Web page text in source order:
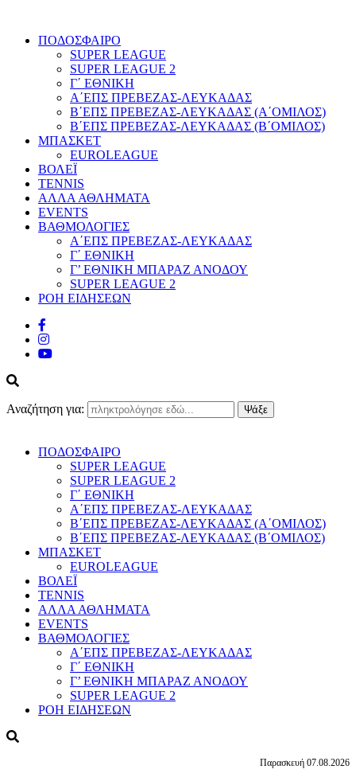
ΠΟΔΟΣΦΑΙΡΟ
SUPER LEAGUE
SUPER LEAGUE 2
Γ΄ ΕΘΝΙΚΗ
Α΄ΕΠΣ ΠΡΕΒΕΖΑΣ-ΛΕΥΚΑΔΑΣ
Β΄ΕΠΣ ΠΡΕΒΕΖΑΣ-ΛΕΥΚΑΔΑΣ (Α΄ΟΜΙΛΟΣ)
Β΄ΕΠΣ ΠΡΕΒΕΖΑΣ-ΛΕΥΚΑΔΑΣ (Β΄ΟΜΙΛΟΣ)
ΜΠΑΣΚΕΤ
EUROLEAGUE
ΒΟΛΕΪ
TENNIS
ΑΛΛΑ ΑΘΛΗΜΑΤΑ
EVENTS
ΒΑΘΜΟΛΟΓΙΕΣ
Α΄ΕΠΣ ΠΡΕΒΕΖΑΣ-ΛΕΥΚΑΔΑΣ
Γ΄ ΕΘΝΙΚΗ
Γ’ ΕΘΝΙΚΗ ΜΠΑΡΑΖ ΑΝΟΔΟΥ
SUPER LEAGUE 2
ΡΟΗ ΕΙΔΗΣΕΩΝ
Αναζήτηση για:
ΠΟΔΟΣΦΑΙΡΟ
SUPER LEAGUE
SUPER LEAGUE 2
Γ΄ ΕΘΝΙΚΗ
Α΄ΕΠΣ ΠΡΕΒΕΖΑΣ-ΛΕΥΚΑΔΑΣ
Β΄ΕΠΣ ΠΡΕΒΕΖΑΣ-ΛΕΥΚΑΔΑΣ (Α΄ΟΜΙΛΟΣ)
Β΄ΕΠΣ ΠΡΕΒΕΖΑΣ-ΛΕΥΚΑΔΑΣ (Β΄ΟΜΙΛΟΣ)
ΜΠΑΣΚΕΤ
EUROLEAGUE
ΒΟΛΕΪ
TENNIS
ΑΛΛΑ ΑΘΛΗΜΑΤΑ
EVENTS
ΒΑΘΜΟΛΟΓΙΕΣ
Α΄ΕΠΣ ΠΡΕΒΕΖΑΣ-ΛΕΥΚΑΔΑΣ
Γ΄ ΕΘΝΙΚΗ
Γ’ ΕΘΝΙΚΗ ΜΠΑΡΑΖ ΑΝΟΔΟΥ
SUPER LEAGUE 2
ΡΟΗ ΕΙΔΗΣΕΩΝ
Παρασκευή 07.08.2026